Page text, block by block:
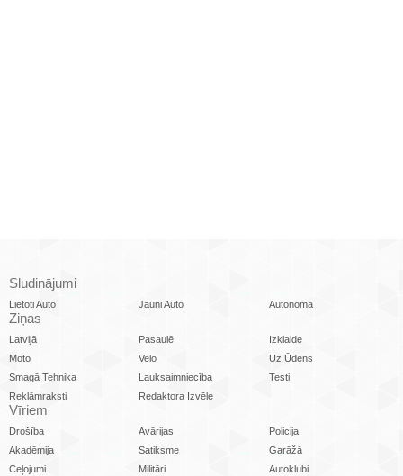
Sludinājumi
Lietoti Auto Jauni Auto Autonoma
Ziņas
Latvijā Pasaulē
Izklaide
Moto
Velo
Uz Ūdens
Smagā Tehnika
Lauksaimniecība
Testi
Reklāmraksti
Redaktora Izvēle
Vīriem
Drošība Avārijas
Policija
Akadēmija
Satiksme
Garāžā
Ceļojumi
Militāri
Autoklubi